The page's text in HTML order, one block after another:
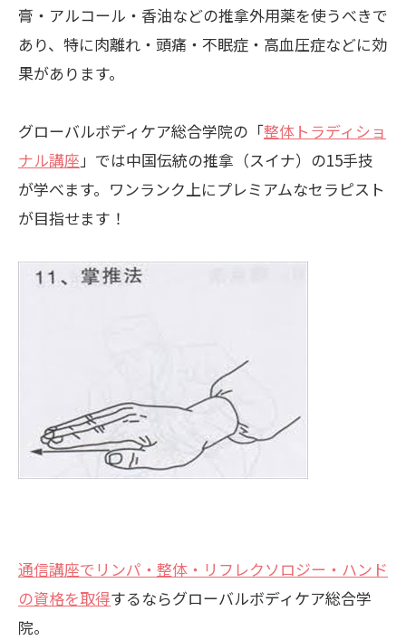
膏・アルコール・香油などの推拿外用薬を使うべきで
あり、特に肉離れ・頭痛・不眠症・高血圧症などに効
果があります。
グローバルボディケア総合学院の「整体トラディショ
ナル講座」では中国伝統の推拿（スイナ）の15手技
が学べます。ワンランク上にプレミアムなセラピスト
が目指せます！
通信講座でリンパ・整体・リフレクソロジー・ハンド
の資格を取得するならグローバルボディケア総合学
院。